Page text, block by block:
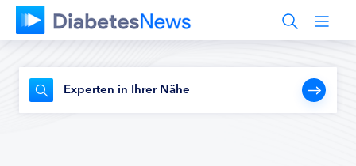
Experten in Ihrer Nähe